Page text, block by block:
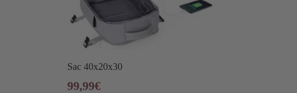
Sac 40x20x30
99,99€